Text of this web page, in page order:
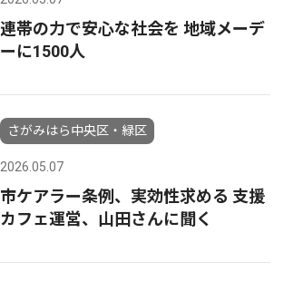
連帯の力で安心な社会を 地域メーデ
ーに1500人
さがみはら中央区・緑区
2026.05.07
市ケアラー条例、実効性求める 支援
カフェ運営、山田さんに聞く